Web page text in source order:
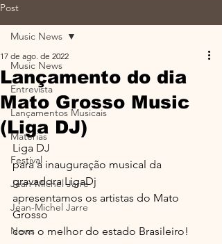
Post
Music News
Entrevista
Lançamentos Musicais
Materias
Festival
Jean-MIchel Jarre
Jean-Michel Jarre
News
Music News
Lançamento do dia
Mato Grosso Music
(Liga DJ)
17 de ago. de 2022
Liga DJ
para a inauguração musical da
gravadora LigaDj
apresentamos os artistas do Mato
Grosso
com o melhor do estado Brasileiro!